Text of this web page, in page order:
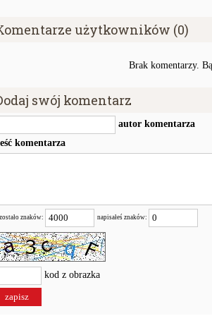
użytkowników (0)
Brak komentarzy.
swój komentarz
autor komentarza
komentarza
znaków: napisałeś znaków:
kod z obrazka